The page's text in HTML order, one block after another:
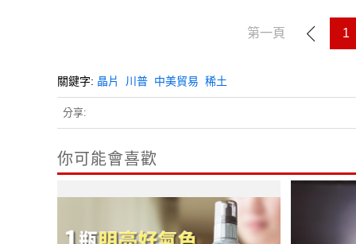
第一頁 1
關鍵字: 晶片 川普 中美貿易 稀土
分享:
你可能會喜歡